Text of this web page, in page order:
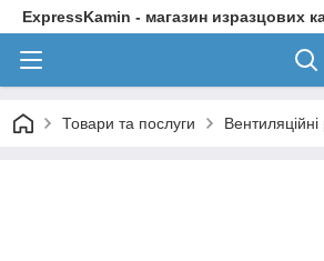
ExpressKamin - магазин изразцових
Товари та послуги Вентиляційні